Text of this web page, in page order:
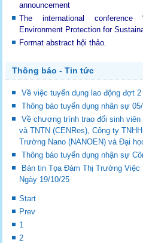
announcement
The international conference
Environment Protection for
Format abstract hội thảo.
Thông báo - Tin tức
Về việc tuyển dụng lao động đợt 2
Thông báo tuyển dụng nhân sự
Về chương trình trao đổi sinh
và TNTN (CENRes), Công ty
Trường Nano (NANOEN) và Đại
Thông báo tuyển dụng nhận sự
Bản tin Tọa Đàm Thị Trường
Ngày 19/10/25
Start
Prev
1
2